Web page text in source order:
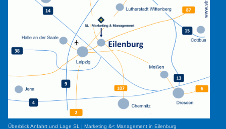
Überblick Anfahrt und Lage SL | Marketing &< Management in Eilenburg